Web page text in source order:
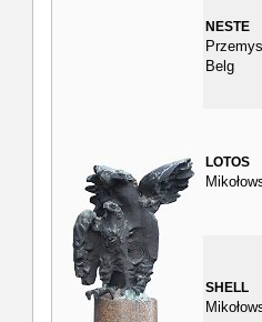
NESTE
Belg
LOTOS
SHELL